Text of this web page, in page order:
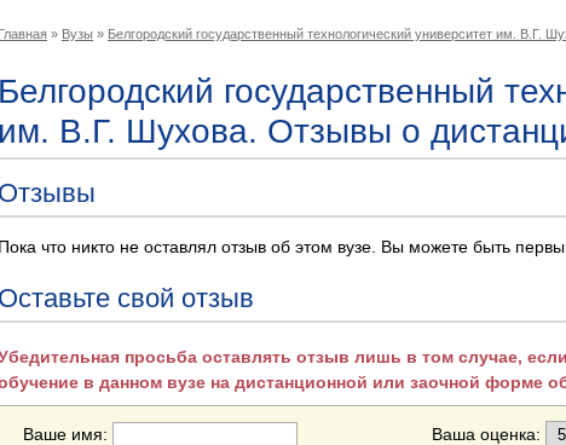
Главная » Вузы » Белгородский государственный технологический университет им. В.Г.
Белгородский государственный
им. В.Г. Шухова. Отзывы о
Отзывы
Пока что никто не оставлял отзыв об этом вузе. Вы можете быть
Оставьте свой отзыв
просьба оставлять отзыв лишь в том случае,
в данном вузе на дистанционной или заочной форме
Ваше имя: Ваша оценка: